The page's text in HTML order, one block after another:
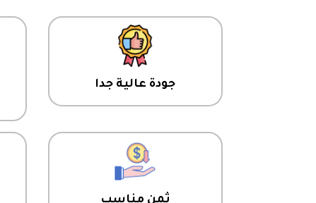
جودة عالية جدا
ثمن مناسب